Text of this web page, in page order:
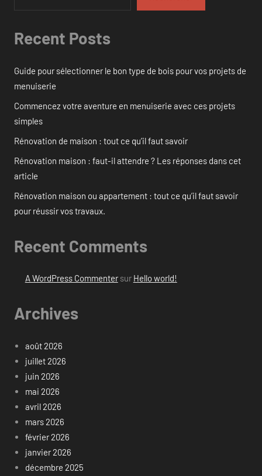
Recent Posts
Guide pour sélectionner le bon type de bois pour vos projets de
menuiserie
Commencez votre aventure en menuiserie avec ces projets
simples
Rénovation de maison : tout ce qu’il faut savoir
Rénovation maison : faut-il attendre ? Les réponses dans cet
article
Rénovation maison ou appartement : tout ce qu’il faut savoir
pour réussir vos travaux.
Recent Comments
A WordPress Commentersur Hello world!
Archives
août 2026
juillet 2026
juin 2026
mai 2026
avril 2026
mars 2026
février 2026
janvier 2026
décembre 2025